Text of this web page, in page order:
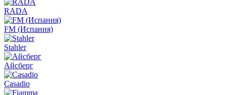
RADA
FM (Испания)
Stahler
Айсберг
Casadio